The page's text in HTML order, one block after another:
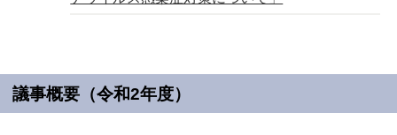
議事概要（令和2年度）